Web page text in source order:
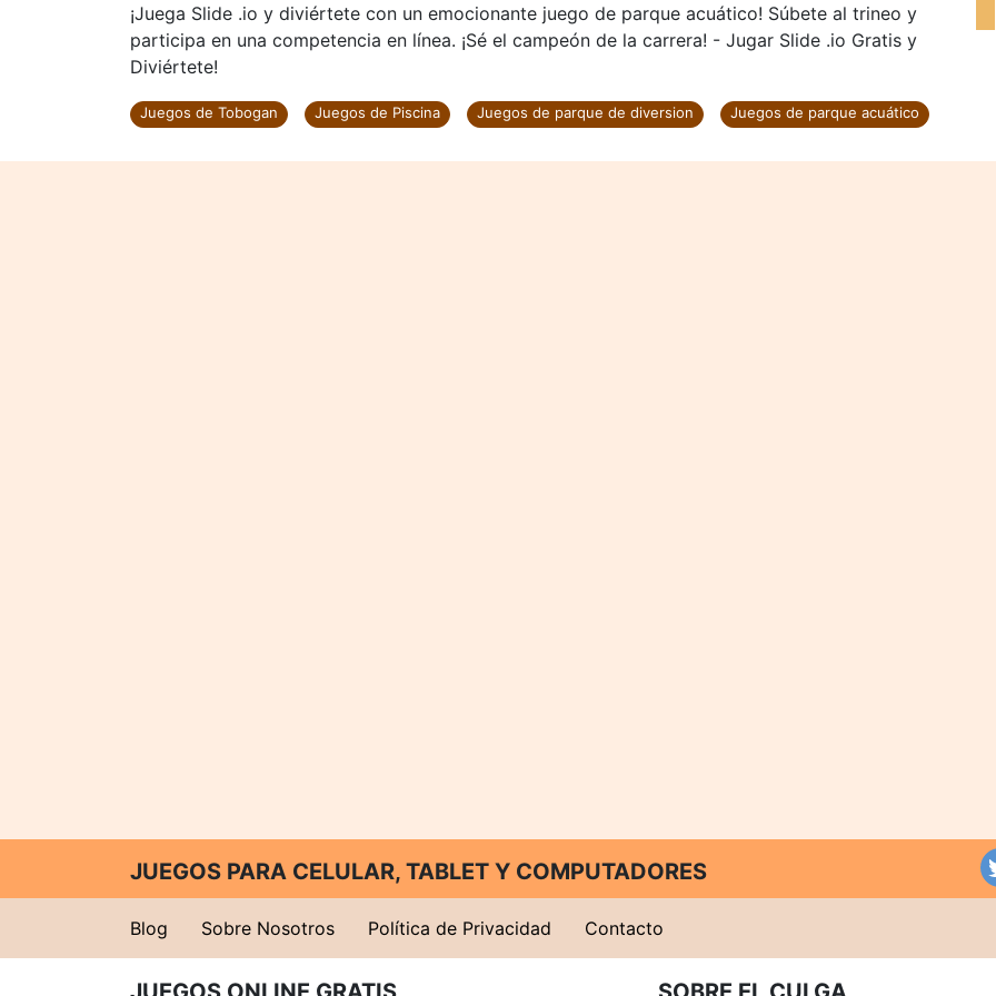
¡Juega Slide .io y diviértete con un emocionante juego de parque acuático! Súbete al trineo y
participa en una competencia en línea. ¡Sé el campeón de la carrera! - Jugar Slide .io Gratis y
Diviértete!
Juegos de Tobogan Juegos de Piscina Juegos de parque de diversion Juegos de parque acuático
JUEGOS PARA CELULAR, TABLET Y COMPUTADORES
Blog Sobre Nosotros Política de Privacidad Contacto